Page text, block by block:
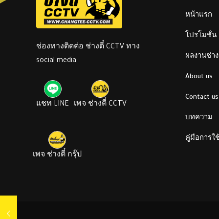
ช่องทางติดต่อ ช่างตี๋ CCTV ทาง
social media
แชท LINE เพจ ช่างตี๋ CCTV
เพจ ช่างตี๋ กรุ๊ป
หน้าแรก
โปรโมชั่น
ผลงานช่า
About us
Contact us
บทความ
คู่มือการใ